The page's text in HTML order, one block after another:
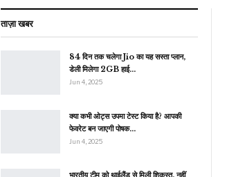
ताज़ा खबर
84 दिन तक चलेगा Jio का यह सस्ता प्लान,
डेली मिलेगा 2GB हाई…
Jun 4, 2025
क्या कभी ओट्स उपमा टेस्ट किया है? आपकी
फेवरेट बन जाएगी पोषक…
Jun 4, 2025